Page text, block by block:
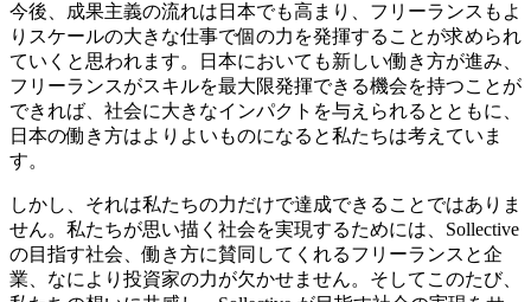
今後、成果主義の流れは日本でも高まり、フリーランスもよ
りスケールの大きな仕事で個の力を発揮することが求められ
ていくと思われます。日本においても新しい働き方が進み、
フリーランスがスキルを最大限発揮できる機会を持つことが
できれば、社会に大きなインパクトを与えられる とともに、
日本の働き方はよりよいものになると私たちは考えていま
す。
しかし、それは私たちの力だけで達成できることではありま
せん。 私たちが思い描く社会を実現するためには、Sollective
の目指す社会、働き方に賛同してくれるフリーランスと企
業、なにより投資家の力が欠かせません。 そしてこのたび、